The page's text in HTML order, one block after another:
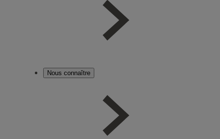
Nous connaître